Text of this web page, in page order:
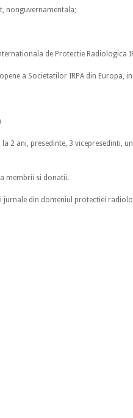
nonguvernamentala;
de Protectie Radiologica
a Societatilor IRPA din Europa,
2 ani, presedinte, 3 vicepresedinti,
membrii si donatii.
jurnale din domeniul protectiei